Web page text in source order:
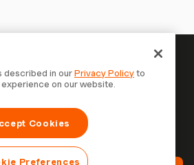
merita di essere
— inizia ora
aziende che monitorano il tempo,
pagate più velocemente con
described in ourPrivacy Policyto
on our website.
Cookies
Preferences